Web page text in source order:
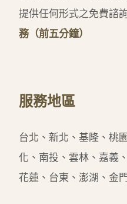
提供任何形式之免費諮
務（前五分鐘）
服務地區
台北、新北、基隆、桃
化、南投、雲林、嘉義
花蓮、台東、澎湖、金